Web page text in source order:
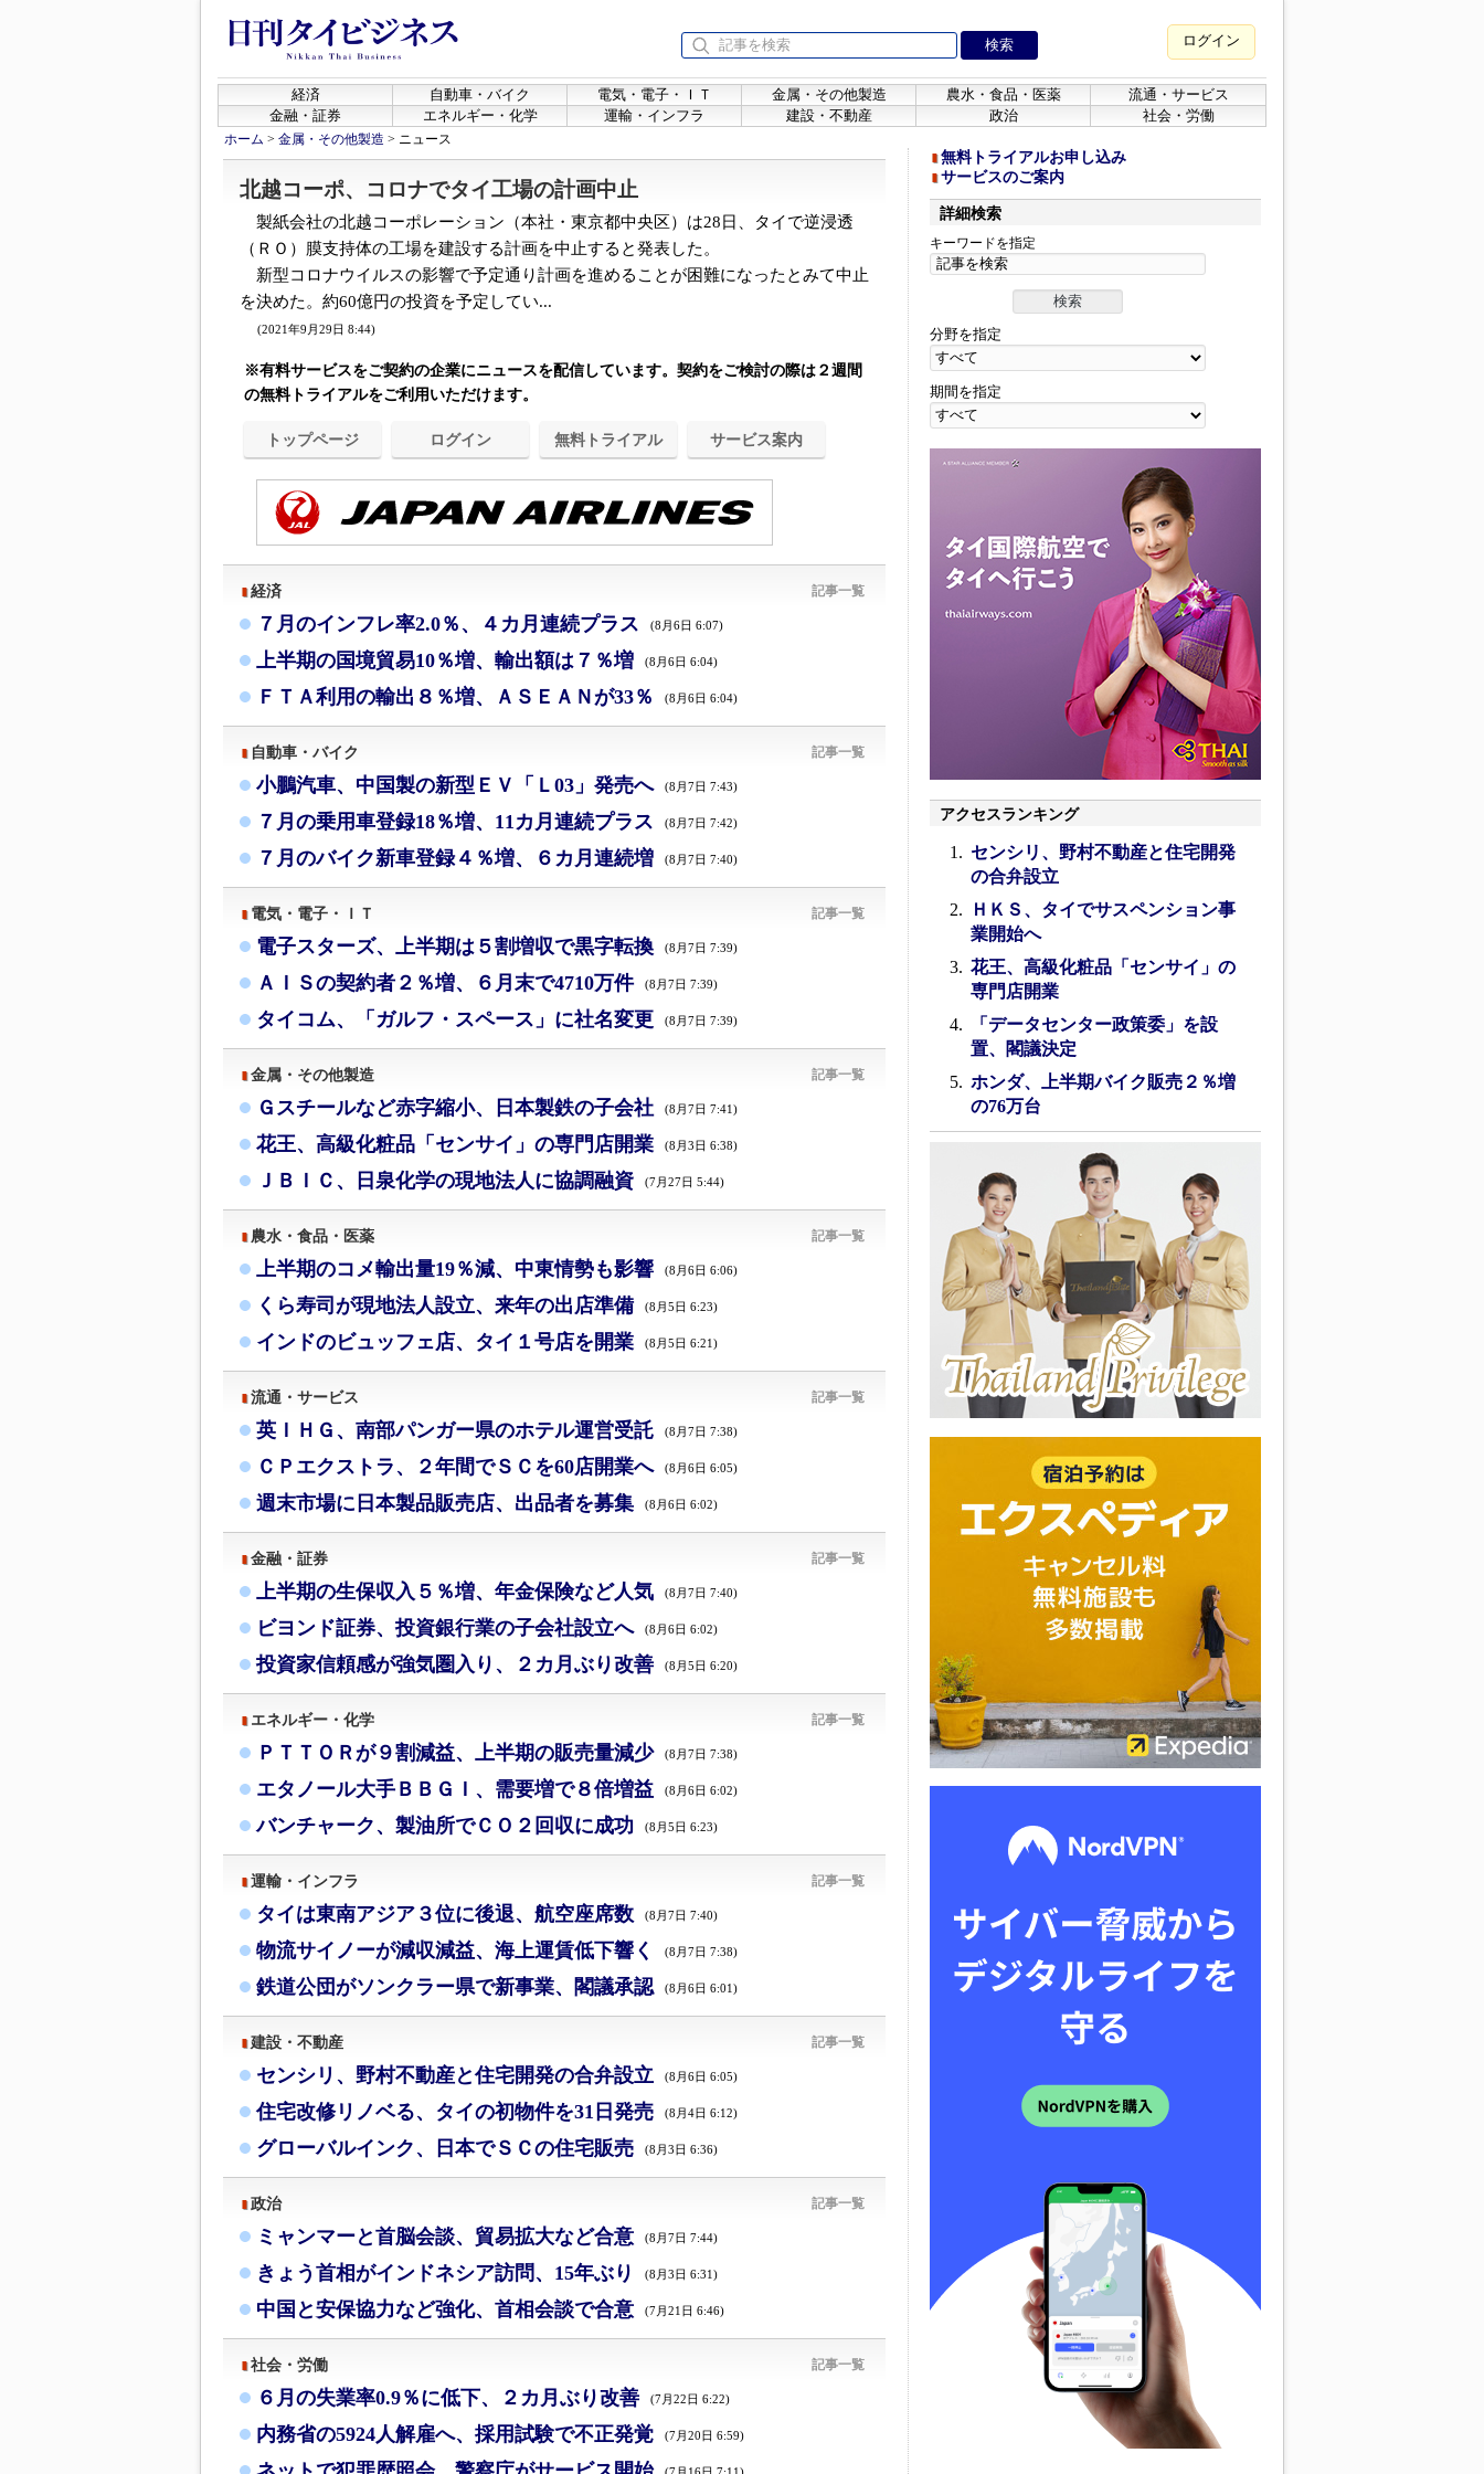
ログイン
経済 自動車・バイク 電気・電子・ＩＴ 金属・その他製造 農水・食品・医薬
流通・サービス
金融・証券
エネルギー・化学 運輸・インフラ 建設・不動産 政治 社会・労働
ホーム > 金属・その他製造 > ニュース
北越コーポ、コロナでタイ工場の計画中止
製紙会社の北越コーポレーション（本社・東京都中央区）は28日、タイで逆浸透
（ＲＯ）膜支持体の工場を建設する計画を中止すると発表した。
新型コロナウイルスの影響で予定通り計画を進めることが困難になったとみて中止
を決めた。約60億円の投資を予定してい...
(2021年9月29日 8:44)
※有料サービスをご契約の企業にニュースを配信しています。契約をご検討の際は２週間
の無料トライアルをご利用いただけます。
トップページ ログイン 無料トライアル サービス案内
経済 記事一覧
７月のインフレ率2.0％、４カ月連続プラス (8月6日 6:07)
上半期の国境貿易10％増、輸出額は７％増 (8月6日 6:04)
ＦＴＡ利用の輸出８％増、ＡＳＥＡＮが33％ (8月6日 6:04)
自動車・バイク 記事一覧
小鵬汽車、中国製の新型ＥＶ「Ｌ03」発売へ (8月7日 7:43)
７月の乗用車登録18％増、11カ月連続プラス (8月7日 7:42)
７月のバイク新車登録４％増、６カ月連続増 (8月7日 7:40)
電気・電子・ＩＴ 記事一覧
電子スターズ、上半期は５割増収で黒字転換 (8月7日 7:39)
ＡＩＳの契約者２％増、６月末で4710万件 (8月7日 7:39)
タイコム、「ガルフ・スペース」に社名変更 (8月7日 7:39)
金属・その他製造 記事一覧
Ｇスチールなど赤字縮小、日本製鉄の子会社 (8月7日 7:41)
花王、高級化粧品「センサイ」の専門店開業 (8月3日 6:38)
ＪＢＩＣ、日泉化学の現地法人に協調融資 (7月27日 5:44)
農水・食品・医薬 記事一覧
上半期のコメ輸出量19％減、中東情勢も影響 (8月6日 6:06)
くら寿司が現地法人設立、来年の出店準備 (8月5日 6:23)
インドのビュッフェ店、タイ１号店を開業 (8月5日 6:21)
流通・サービス 記事一覧
英ＩＨＧ、南部パンガー県のホテル運営受託 (8月7日 7:38)
ＣＰエクストラ、２年間でＳＣを60店開業へ (8月6日 6:05)
週末市場に日本製品販売店、出品者を募集 (8月6日 6:02)
金融・証券 記事一覧
上半期の生保収入５％増、年金保険など人気 (8月7日 7:40)
ビヨンド証券、投資銀行業の子会社設立へ (8月6日 6:02)
投資家信頼感が強気圏入り、２カ月ぶり改善 (8月5日 6:20)
エネルギー・化学 記事一覧
ＰＴＴＯＲが９割減益、上半期の販売量減少 (8月7日 7:38)
エタノール大手ＢＢＧＩ、需要増で８倍増益 (8月6日 6:02)
バンチャーク、製油所でＣＯ２回収に成功 (8月5日 6:23)
運輸・インフラ 記事一覧
タイは東南アジア３位に後退、航空座席数 (8月7日 7:40)
物流サイノーが減収減益、海上運賃低下響く (8月7日 7:38)
鉄道公団がソンクラー県で新事業、閣議承認 (8月6日 6:01)
建設・不動産 記事一覧
センシリ、野村不動産と住宅開発の合弁設立 (8月6日 6:05)
住宅改修リノベる、タイの初物件を31日発売 (8月4日 6:12)
グローバルインク、日本でＳＣの住宅販売 (8月3日 6:36)
政治 記事一覧
ミャンマーと首脳会談、貿易拡大など合意 (8月7日 7:44)
きょう首相がインドネシア訪問、15年ぶり (8月3日 6:31)
中国と安保協力など強化、首相会談で合意 (7月21日 6:46)
社会・労働 記事一覧
６月の失業率0.9％に低下、２カ月ぶり改善 (7月22日 6:22)
内務省の5924人解雇へ、採用試験で不正発覚 (7月20日 6:59)
無料トライアルお申し込み
サービスのご案内
詳細検索
キーワードを指定
分野を指定
期間を指定
アクセスランキング
センシリ、野村不動産と住宅開発
の合弁設立
ＨＫＳ、タイでサスペンション事
業開始へ
花王、高級化粧品「センサイ」の
専門店開業
「データセンター政策委」を設
置、閣議決定
ホンダ、上半期バイク販売２％増
の76万台